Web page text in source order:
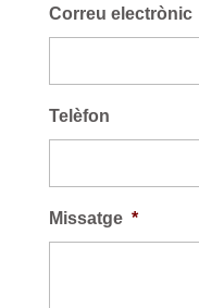
Correu electrònic
Telèfon
Missatge *